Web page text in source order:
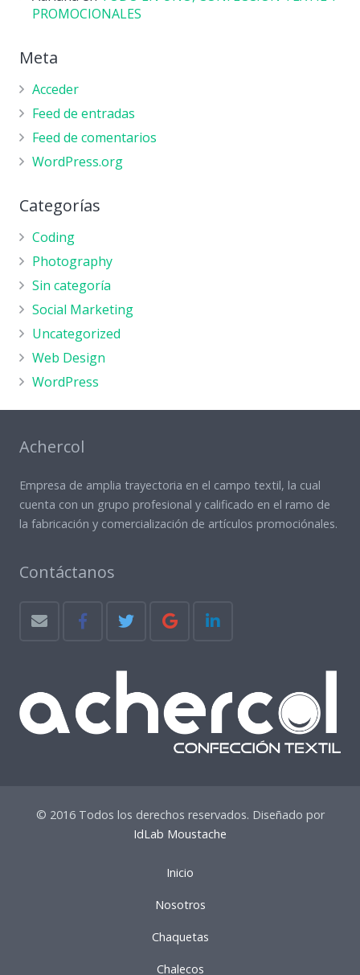
PROMOCIONALES
Meta
Acceder
Feed de entradas
Feed de comentarios
WordPress.org
Categorías
Coding
Photography
Sin categoría
Social Marketing
Uncategorized
Web Design
WordPress
Achercol
Empresa de amplia trayectoria en el campo textil, la cual
cuenta con un grupo profesional y calificado en el ramo de
la fabricación y comercialización de artículos promociónales.
Contáctanos
© 2016 Todos los derechos reservados. Diseñado por
IdLab Moustache
Inicio
Nosotros
Chaquetas
Chalecos